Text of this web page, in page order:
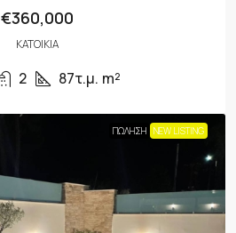
€360,000
ΚΑΤΟΙΚΊΑ
2 87τ.μ. m²
ΠΏΛΗΣΗ NEW LISTING